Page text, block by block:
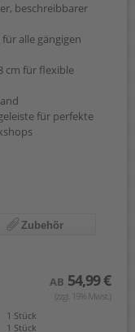
beschreibbarer
alle gängigen
cm für flexible
für perfekte
Zubehör
AB 54,99 €
(zzgl. 19% Mwst.)
1 Stück
1 Stück